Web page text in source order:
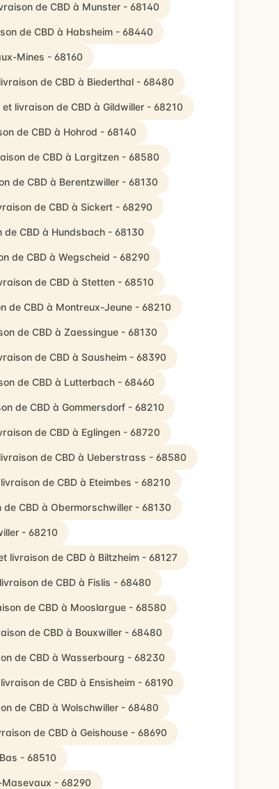
de CBD à Munster - 68140
de CBD à Habsheim - 68440
Mines - 68160
de CBD à Biederthal - 68480
livraison de CBD à Gildwiller - 68210
de CBD à Hohrod - 68140
de CBD à Largitzen - 68580
de CBD à Berentzwiller - 68130
de CBD à Sickert - 68290
de CBD à Hundsbach - 68130
de CBD à Wegscheid - 68290
de CBD à Stetten - 68510
de CBD à Montreux-Jeune - 68210
de CBD à Zaessingue - 68130
de CBD à Sausheim - 68390
de CBD à Lutterbach - 68460
de CBD à Gommersdorf - 68210
de CBD à Eglingen - 68720
de CBD à Ueberstrass - 68580
de CBD à Eteimbes - 68210
CBD à Obermorschwiller - 68130
- 68210
livraison de CBD à Biltzheim - 68127
de CBD à Fislis - 68480
de CBD à Mooslargue - 68580
de CBD à Bouxwiller - 68480
de CBD à Wasserbourg - 68230
de CBD à Ensisheim - 68190
de CBD à Wolschwiller - 68480
de CBD à Geishouse - 68690
- 68510
Masevaux - 68290